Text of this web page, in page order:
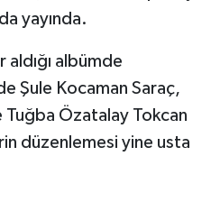
yayında.
aldığı albümde
Şule Kocaman Saraç,
Tuğba Özatalay Tokcan
düzenlemesi yine usta